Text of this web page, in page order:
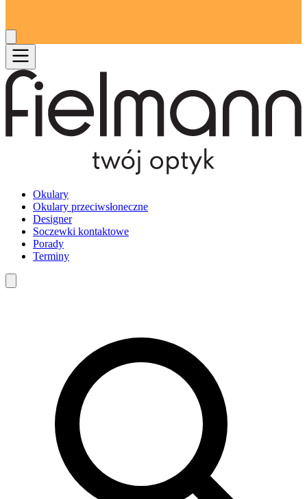
Okulary
Okulary przeciwsłoneczne
Designer
Soczewki kontaktowe
Porady
Terminy